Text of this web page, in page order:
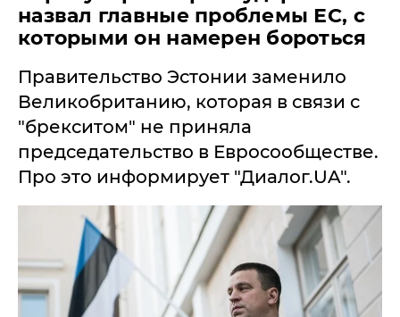
назвал главные проблемы ЕС, с
которыми он намерен бороться
Правительство Эстонии заменило
Великобританию, которая в связи с
"брекситом" не приняла
председательство в Евросообществе.
Про это информирует "Диалог.UA".